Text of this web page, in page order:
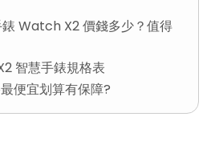
Watch X2 價錢多少？值得
智慧手錶規格表
便宜划算有保障?